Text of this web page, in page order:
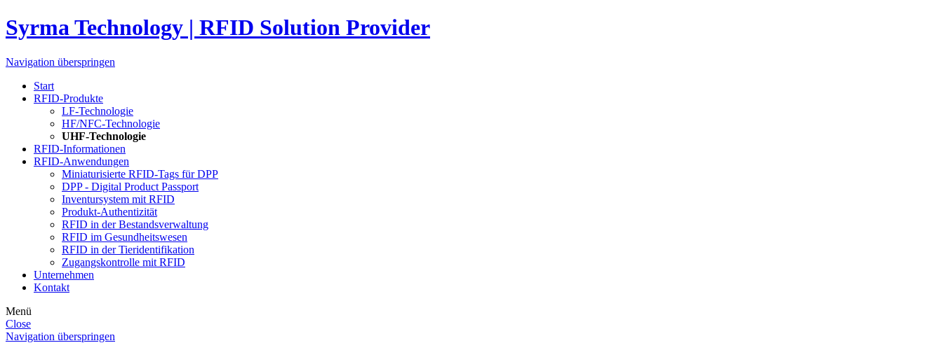
Syrma Technology | RFID Solution Provider
Navigation überspringen
Start
RFID-Produkte
LF-Technologie
HF/NFC-Technologie
UHF-Technologie
RFID-Informationen
RFID-Anwendungen
Miniaturisierte RFID-Tags für DPP
DPP - Digital Product Passport
Inventursystem mit RFID
Produkt-Authentizität
RFID in der Bestandsverwaltung
RFID im Gesundheitswesen
RFID in der Tieridentifikation
Zugangskontrolle mit RFID
Unternehmen
Kontakt
Menü
Close
Navigation überspringen